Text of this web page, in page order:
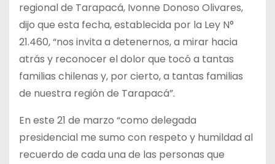
regional de Tarapacá, Ivonne Donoso Olivares,
dijo que esta fecha, establecida por la Ley N°
21.460, “nos invita a detenernos, a mirar hacia
atrás y reconocer el dolor que tocó a tantas
familias chilenas y, por cierto, a tantas familias
de nuestra región de Tarapacá”.
En este 21 de marzo “como delegada
presidencial me sumo con respeto y humildad al
recuerdo de cada una de las personas que